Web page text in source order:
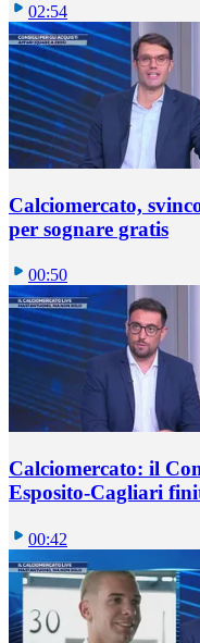
02:54
Calciomercato,
per sognare gratis
00:50
Calciomercato: il
Esposito-Cagliari
00:42